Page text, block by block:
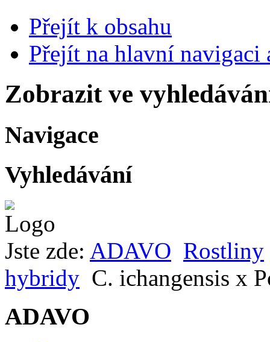
Přejít k obsahu
Přejít na hlavní navigaci
Zobrazit ve
Navigace
Vyhledávání
Jste zde: ADAVO Rostliny
hybridy C. ichangensis x
ADAVO